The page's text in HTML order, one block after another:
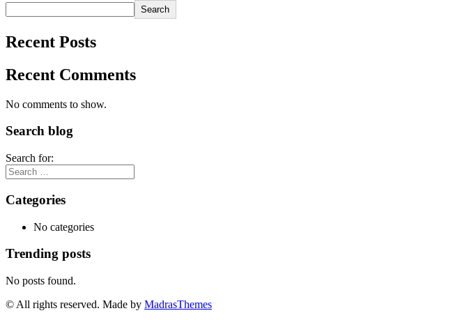
Search
Recent Posts
Recent Comments
No comments to show.
Search blog
Search for:
Categories
No categories
Trending posts
No posts found.
© All rights reserved. Made by MadrasThemes